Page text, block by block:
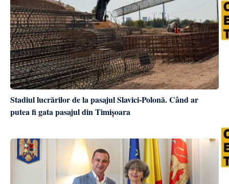
Stadiul lucrărilor de la pasajul Slavici-Polonă. Când ar
putea fi gata pasajul din Timișoara